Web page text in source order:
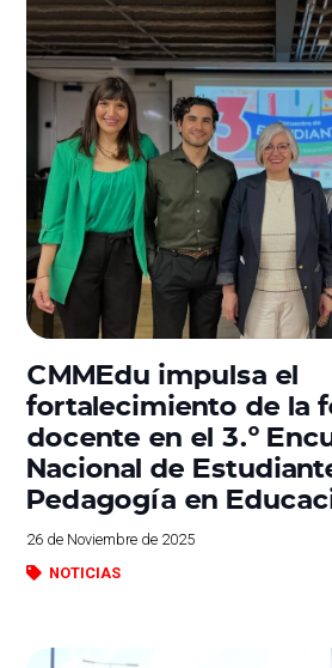
CMMEdu impulsa el
fortalecimiento de la
docente en el 3.º
Nacional de
Pedagogía en
26 de Noviembre de 2025
NOTICIAS